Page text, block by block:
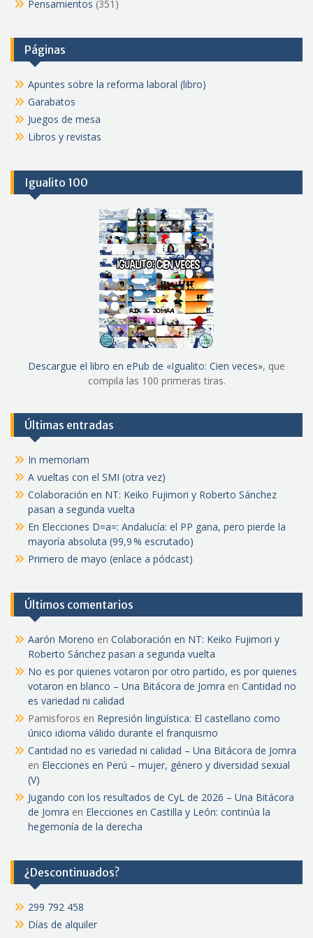
Pensamientos (351)
Páginas
Apuntes sobre la reforma laboral (libro)
Garabatos
Juegos de mesa
Libros y revistas
Igualito 100
Descargue el libro en ePub de «Igualito: Cien veces», que
compila las 100 primeras tiras.
Últimas entradas
In memoriam
A vueltas con el SMI (otra vez)
Colaboración en NT: Keiko Fujimori y Roberto Sánchez
pasan a segunda vuelta
En Elecciones D=a=: Andalucía: el PP gana, pero pierde la
mayoría absoluta (99,9 % escrutado)
Primero de mayo (enlace a pódcast)
Últimos comentarios
Aarón Moreno en Colaboración en NT: Keiko Fujimori y
Roberto Sánchez pasan a segunda vuelta
No es por quienes votaron por otro partido, es por quienes
votaron en blanco – Una Bitácora de Jomra en Cantidad no
es variedad ni calidad
Pamisforos en Represión lingüística: El castellano como
único idioma válido durante el franquismo
Cantidad no es variedad ni calidad – Una Bitácora de Jomra
en Elecciones en Perú – mujer, género y diversidad sexual
(V)
Jugando con los resultados de CyL de 2026 – Una Bitácora
de Jomra en Elecciones en Castilla y León: continúa la
hegemonía de la derecha
¿Descontinuados?
299 792 458
Días de alquiler